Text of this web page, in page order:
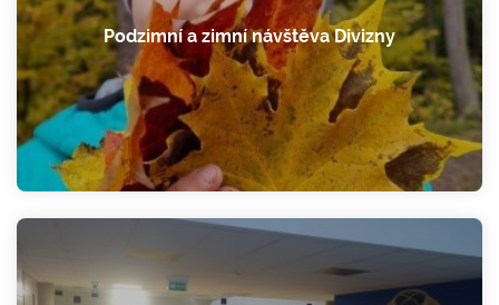
Podzimní a zimní návštěva Divizny